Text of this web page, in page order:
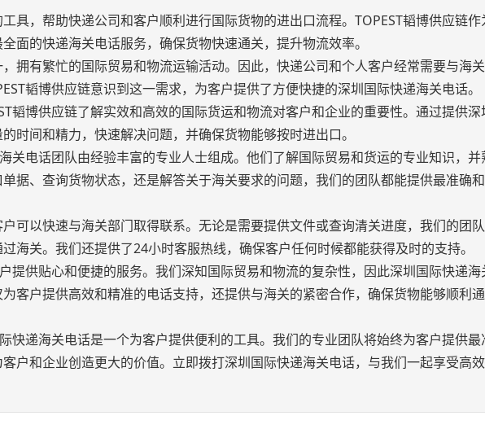
具，帮助快递公司和客户顺利进行国际货物的进出口流程。TOPEST韬博供应链作
面的快递海关电话服务，确保货物快速通关，提升物流效率。
拥有繁忙的国际贸易和物流运输活动。因此，快递公司和个人客户经常需要与海关
韬博供应链意识到这一需求，为客户提供了方便快捷的深圳国际快递海关电话。
韬博供应链了解实效和高效的国际货运和物流对客户和企业的重要性。通过提供深
时间和精力，快速解决问题，并确保货物能够按时进出口。
关电话团队由经验丰富的专业人士组成。他们了解国际贸易和货运的专业知识，
据、查询货物状态，还是解答关于海关要求的问题，我们的团队都能提供最准确
可以快速与海关部门取得联系。无论是需要提供文件或查询清关进度，我们的团
海关。我们还提供了24小时客服热线，确保客户任何时候都能获得及时的支持。
提供贴心和便捷的服务。我们深知国际贸易和物流的复杂性，因此深圳国际快递海
客户提供高效和精准的电话支持，还提供与海关的紧密合作，确保货物能够顺利
快递海关电话是一个为客户提供便利的工具。我们的专业团队将始终为客户提供
户和企业创造更大的价值。立即拨打深圳国际快递海关电话，与我们一起享受高